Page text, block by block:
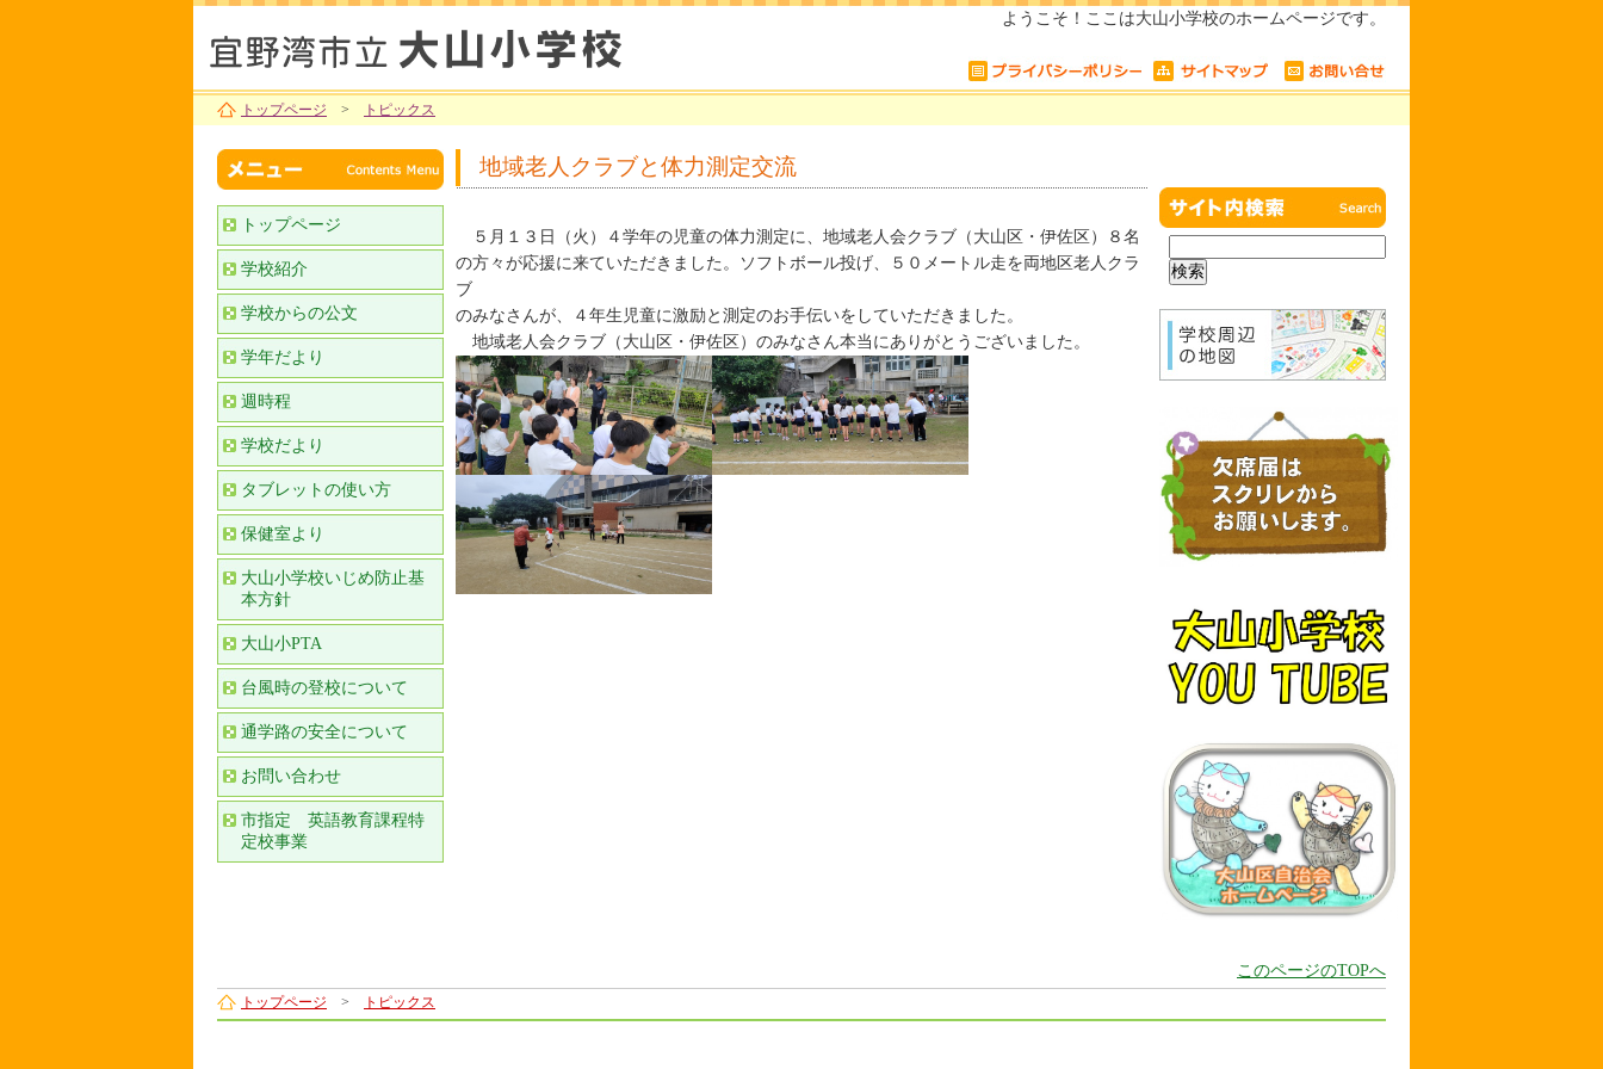
ようこそ！ここは大山小学校のホームページです。
トップページ > トピックス
地域老人クラブと体力測定交流
５月１３日（火）４学年の児童の体力測定に、地域老人会クラブ（大山区・伊佐区）８名
の方々が応援に来ていただきました。ソフトボール投げ、５０メートル走を両地区老人クラ
ブ
のみなさんが、４年生児童に激励と測定のお手伝いをしていただきました。
地域老人会クラブ（大山区・伊佐区）のみなさん本当にありがとうございました。
トップページ
学校紹介
学校からの公文
学年だより
週時程
学校だより
タブレットの使い方
保健室より
大山小学校いじめ防止基
本方針
大山小PTA
台風時の登校について
通学路の安全について
お問い合わせ
市指定 英語教育課程特
定校事業
このページのTOPへ
トップページ > トピックス